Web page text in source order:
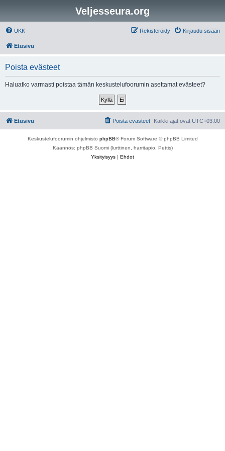
Veljesseura.org
UKK Kirjaudu sisään
Rekisteröidy
Etusivu
Poista evästeet
Haluatko varmasti poistaa tämän keskustelufoorumin asettamat evästeet?
Etusivu Kaikki ajat ovat UTC+03:00
Poista evästeet
Keskustelufoorumin ohjelmisto phpBB® Forum Software © phpBB Limited
Käännös: phpBB Suomi (lurttinen, harritapio, Pettis)
Yksityisyys | Ehdot